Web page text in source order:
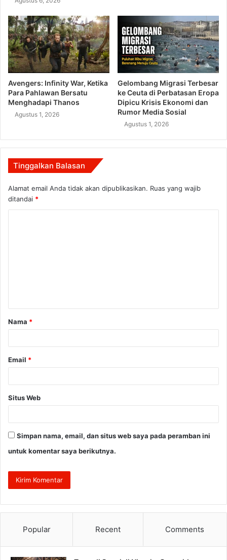
Avengers: Infinity War, Ketika
Para Pahlawan Bersatu
Menghadapi Thanos
Agustus 1, 2026
Gelombang Migrasi Terbesar
ke Ceuta di Perbatasan Eropa
Dipicu Krisis Ekonomi dan
Rumor Media Sosial
Agustus 1, 2026
Tinggalkan Balasan
Alamat email Anda tidak akan dipublikasikan. Ruas yang wajib
ditandai *
a
r
Nama *
Email *
Situs Web
Simpan nama, email, dan situs web saya pada peramban ini
untuk komentar saya berikutnya.
Popular Recent Comments